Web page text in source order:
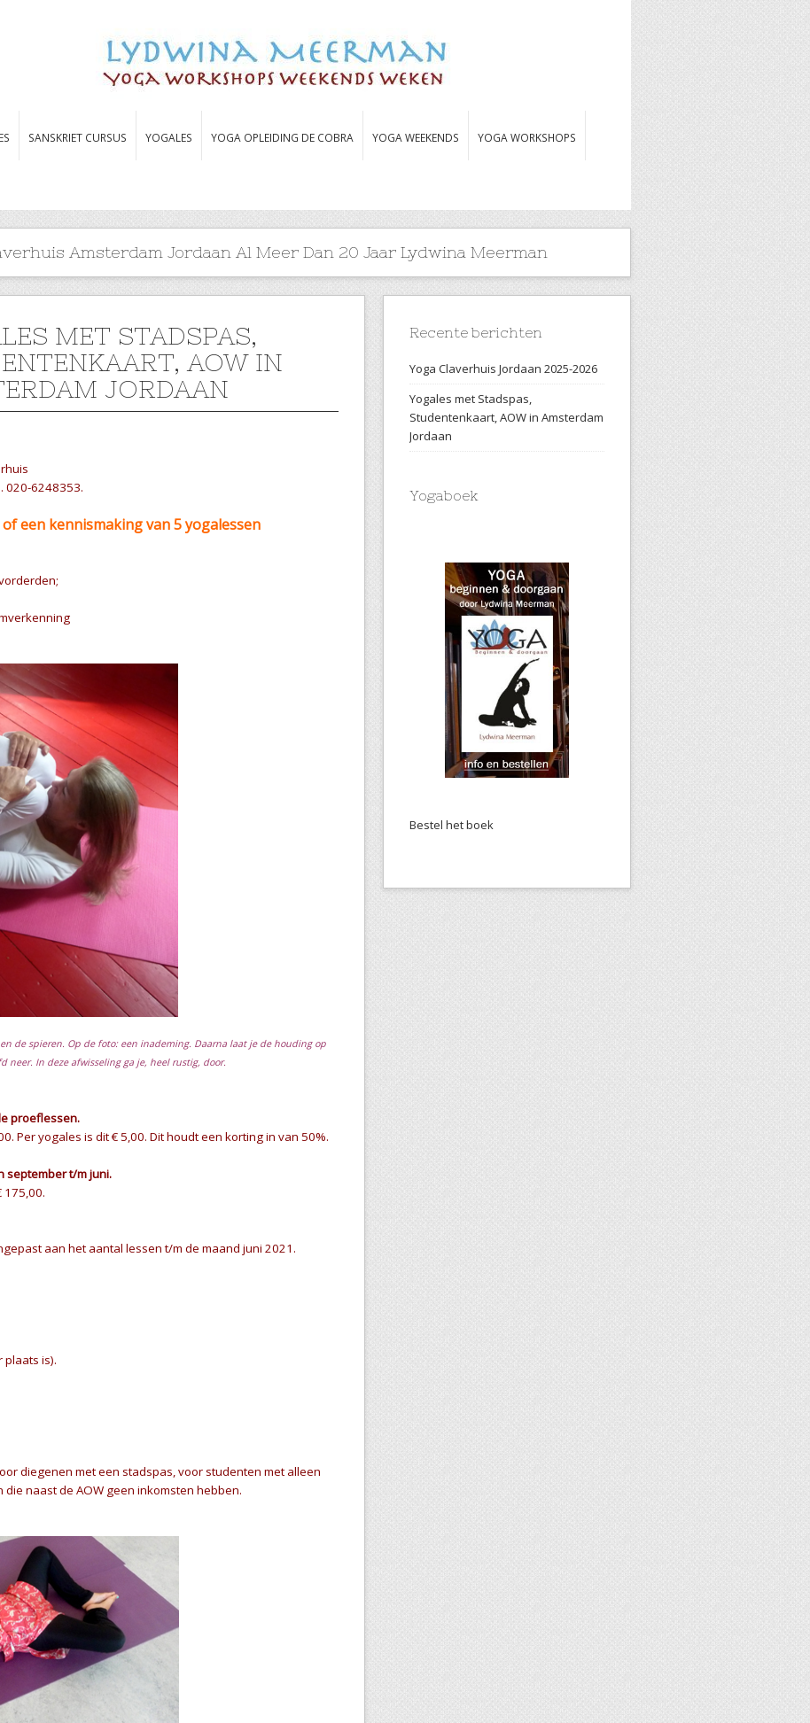
SANSKRIET CURSUS YOGALES YOGA OPLEIDING DE COBRA YOGA WEEKENDS YOGA WORKSHOPS
Amsterdam Jordaan Al Meer Dan 20 Jaar Lydwina Meerman
MET STADSPAS,
AOW IN
JORDAAN
020-6248353.
een kennismaking van 5 yogalessen
de spieren. Op de foto: een inademing. Daarna laat je de houding op
neer. In deze afwisseling ga je, heel rustig, door.
proeflessen.
Per yogales is dit € 5,00. Dit houdt een korting in van 50%.
september t/m juni.
175,00.
aan het aantal lessen t/m de maand juni 2021.
is).
diegenen met een stadspas, voor studenten met alleen
naast de AOW geen inkomsten hebben.
Recente berichten
Yoga Claverhuis Jordaan 2025-2026
Yogales met Stadspas,
Studentenkaart, AOW in Amsterdam
Jordaan
Yogaboek
Bestel het boek